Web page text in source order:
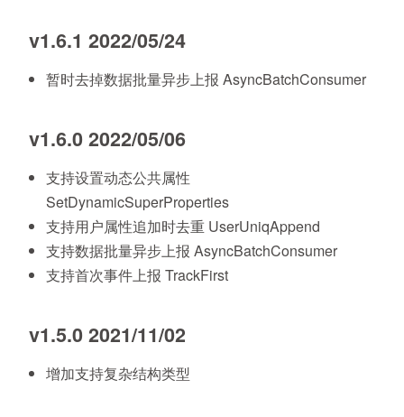
v1.6.1 2022/05/24
暂时去掉数据批量异步上报 AsyncBatchConsumer
v1.6.0 2022/05/06
支持设置动态公共属性
SetDynamicSuperProperties
支持用户属性追加时去重 UserUniqAppend
支持数据批量异步上报 AsyncBatchConsumer
支持首次事件上报 TrackFirst
v1.5.0 2021/11/02
增加支持复杂结构类型